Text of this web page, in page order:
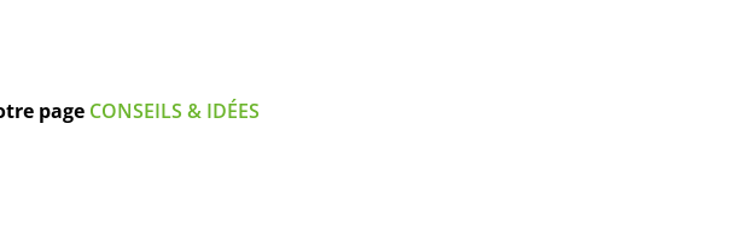
page CONSEILS & IDÉES